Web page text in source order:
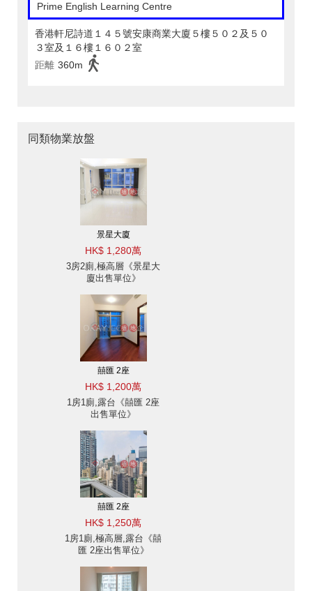
Prime English Learning Centre
香港軒尼詩道１４５號安康商業大廈５樓５０２及５０
３室及１６樓１６０２室
距離 360m
同類物業放盤
景星大廈
HK$ 1,280萬
3房2廁,極高層《景星大
廈出售單位》
囍匯 2座
HK$ 1,200萬
1房1廁,露台《囍匯 2座
出售單位》
囍匯 2座
HK$ 1,250萬
1房1廁,極高層,露台《囍
匯 2座出售單位》